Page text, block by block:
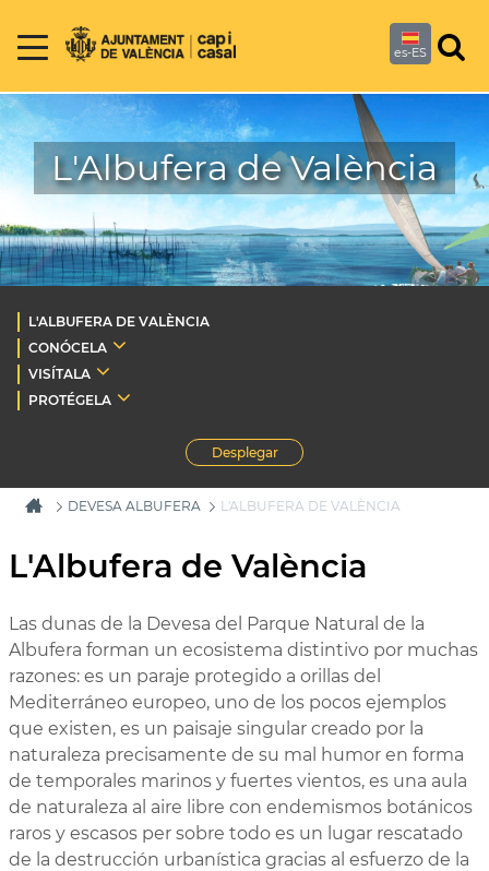
es-ES
L'Albufera de València
L'ALBUFERA DE VALÈNCIA
CONÓCELA
VISÍTALA
PROTÉGELA
Desplegar
DEVESA ALBUFERA L'ALBUFERA DE VALÈNCIA
L'Albufera de València
Las dunas de la Devesa del Parque Natural de la
Albufera forman un ecosistema distintivo por muchas
razones: es un paraje protegido a orillas del
Mediterráneo europeo, uno de los pocos ejemplos
que existen, es un paisaje singular creado por la
naturaleza precisamente de su mal humor en forma
de temporales marinos y fuertes vientos, es una aula
de naturaleza al aire libre con endemismos botánicos
raros y escasos per sobre todo es un lugar rescatado
de la destrucción urbanística gracias al esfuerzo de la